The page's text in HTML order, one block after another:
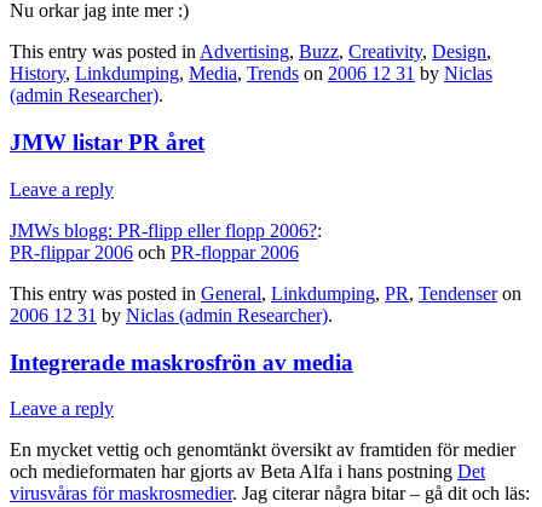
Nu orkar jag inte mer :)
This entry was posted inAdvertising, Buzz, Creativity, Design,
History, Linkdumping, Media, Trends on 2006 12 31 by Niclas
(admin Researcher).
JMW listar PR året
Leave a reply
JMWs blogg: PR-flipp eller flopp 2006?:
PR-flippar 2006 och PR-floppar 2006
This entry was posted in General, Linkdumping, PR, Tendenseron
2006 12 31 by Niclas (admin Researcher).
Integrerade maskrosfrön av media
Leave a reply
En mycket vettig och genomtänkt översikt av framtiden för medier
och medieformaten har gjorts av Beta Alfa i hans postning Det
virusvåras för maskrosmedier. Jag citerar några bitar – gå dit och läs: